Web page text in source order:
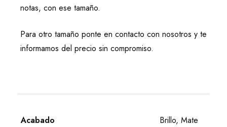
notas, con ese tamaño.
Para otro tamaño ponte en contacto con nosotros y te
informamos del precio sin compromiso.
Acabado Brillo, Mate